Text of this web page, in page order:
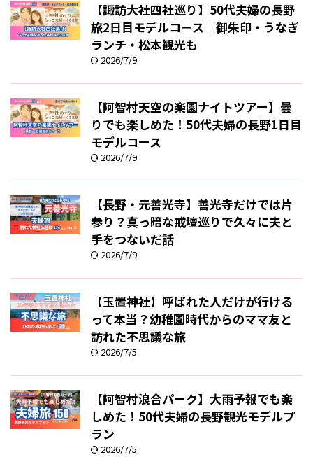
【諏訪大社四社巡り】50代夫婦の長野
旅2日目モデルコース｜御朱印・うなぎ
ランチ・松本観光も
2026/7/9
【阿智村天空の楽園ナイトツアー】曇
りでも楽しめた！50代夫婦の長野1日目
モデルコース
2026/7/9
【長野・元善光寺】善光寺だけでは片
参り？真っ暗な戒壇巡りで久々に夫と
手をつないだ話
2026/7/9
【玉置神社】呼ばれた人だけが行ける
って本当？幼稚園時代からのママ友と
訪れた不思議な旅
2026/7/5
【阿智村浪合パーク】大雨予報でも楽
しめた！50代夫婦の長野観光モデルプ
ラン
2026/7/5